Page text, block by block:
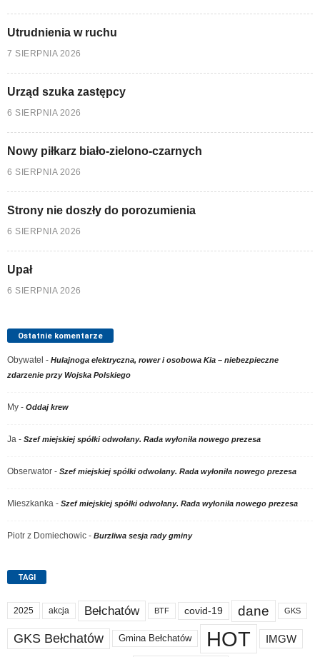
Utrudnienia w ruchu
7 SIERPNIA 2026
Urząd szuka zastępcy
6 SIERPNIA 2026
Nowy piłkarz biało-zielono-czarnych
6 SIERPNIA 2026
Strony nie doszły do porozumienia
6 SIERPNIA 2026
Upał
6 SIERPNIA 2026
Ostatnie komentarze
Obywatel - Hulajnoga elektryczna, rower i osobowa Kia – niebezpieczne
zdarzenie przy Wojska Polskiego
My - Oddaj krew
Ja - Szef miejskiej spółki odwołany. Rada wyłoniła nowego prezesa
Obserwator - Szef miejskiej spółki odwołany. Rada wyłoniła nowego prezesa
Mieszkanka - Szef miejskiej spółki odwołany. Rada wyłoniła nowego prezesa
Piotr z Domiechowic - Burzliwa sesja rady gminy
TAGI
2025 akcja Bełchatów BTF covid-19 dane GKS
GKS Bełchatów Gmina Bełchatów HOT IMGW